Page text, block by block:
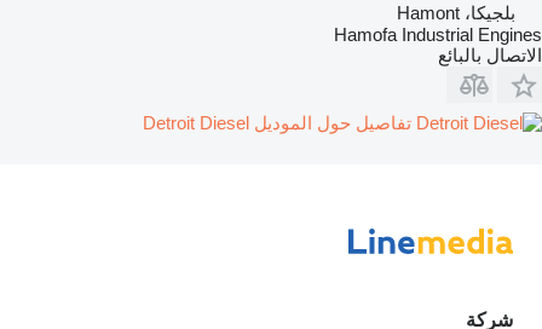
بلجيكا، Hamont
Hamofa Industrial Engines
الاتصال بالبائع
تفاصيل حول الموديل Detroit Diesel
شركة